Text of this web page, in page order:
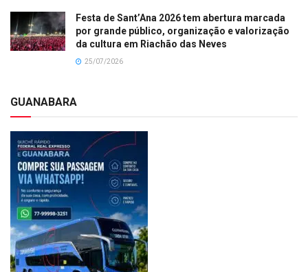
Festa de Sant’Ana 2026 tem abertura marcada
por grande público, organização e valorização
da cultura em Riachão das Neves
25/07/2026
GUANABARA